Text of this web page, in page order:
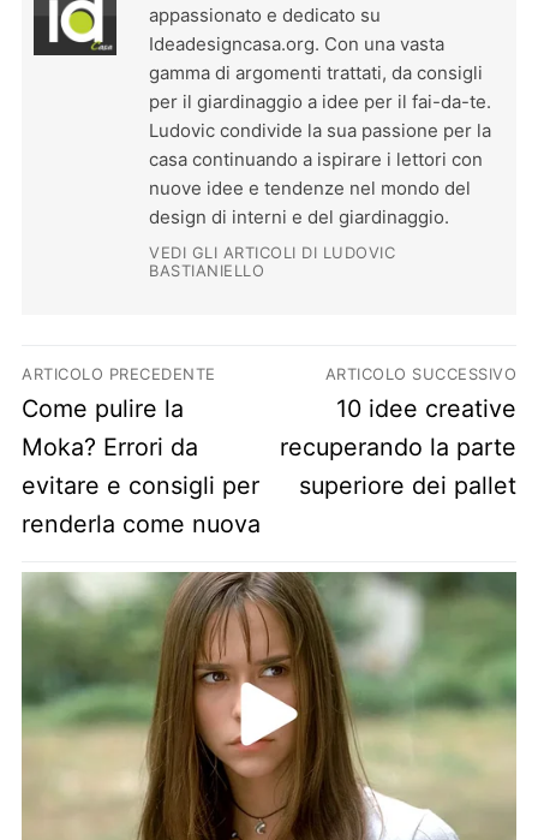
appassionato e dedicato su
Ideadesigncasa.org. Con una vasta
gamma di argomenti trattati, da consigli
per il giardinaggio a idee per il fai-da-te.
Ludovic condivide la sua passione per la
casa continuando a ispirare i lettori con
nuove idee e tendenze nel mondo del
design di interni e del giardinaggio.
VEDI GLI ARTICOLI DI LUDOVIC
BASTIANIELLO
Navigazione articoli
ARTICOLO PRECEDENTE
Previous post:
Come pulire la
Moka? Errori da
evitare e consigli per
renderla come nuova
ARTICOLO SUCCESSIVO
Next post:
10 idee creative
recuperando la parte
superiore dei pallet